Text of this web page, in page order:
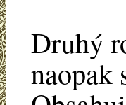
Druhý
naopak